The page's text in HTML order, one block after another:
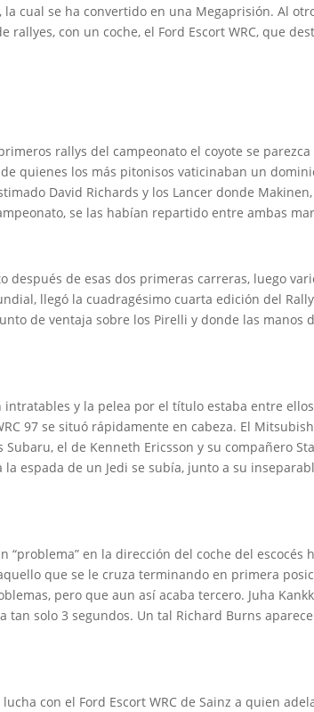
cual se ha convertido en una Megaprisión. Al
con un coche, el Ford Escort WRC, que
rallys del campeonato el coyote se
quienes los más pitonisos vaticinaban un
David Richards y los Lancer donde
se las habían repartido entre ambas
de esas dos primeras carreras, luego
llegó la cuadragésimo cuarta edición del
de ventaja sobre los Pirelli y donde las manos
y la pelea por el título estaba entre
97 se situó rápidamente en cabeza. El
el de Kenneth Ericsson y su compañero
espada de un Jedi se subía, junto a su
en la dirección del coche del escocés
que se le cruza terminando en primera
pero que aun así acaba tercero. Juha
tan solo 3 segundos. Un tal Richard Burns
con el Ford Escort WRC de Sainz a quien